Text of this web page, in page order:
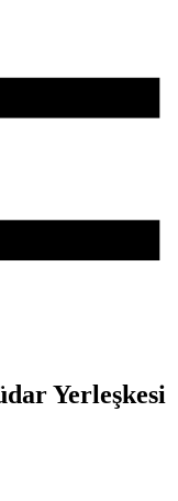
Yerleşkesi